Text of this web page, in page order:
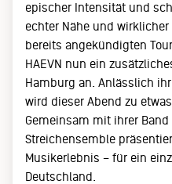
epischer Intensität und
echter Nähe und
bereits angekündigten
HAEVN nun ein
Hamburg an. Anlässlich
wird dieser Abend zu
Gemeinsam mit ihrer
Streichensemble
Musikerlebnis – für ein
Deutschland.